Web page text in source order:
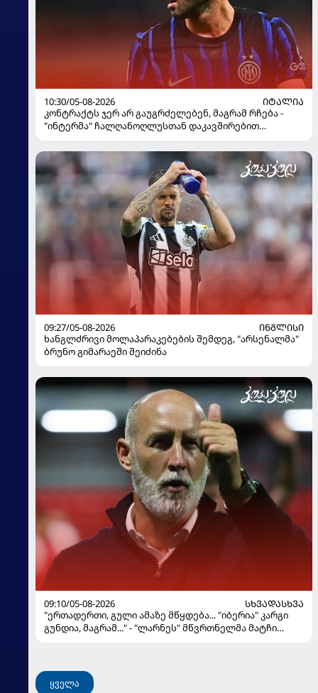
10:30/05-08-2026
ᲘᲢᲐᲚᲘᲐ
კონტრაქტს ჯერ არ გაუგრძელებენ, მაგრამ რჩება -
"ინტერმა" ჩალღანოღლუსთან დაკავშირებით
09:27/05-08-2026
ᲘᲜᲒᲚᲘᲡᲘ
ხანგლძრივი მოლაპარაკებების შემდეგ, "არსენალმა"
ბრუნო გიმარაეში შეიძინა
09:10/05-08-2026
ᲡᲮᲕᲐᲓᲐᲡᲮᲕᲐ
"ერთადერთი, გული ამაზე მწყდება... "იბერია" კარგი
გუნდია, მაგრამ..." - "ლარნეს" მწვრთნელმა მატჩი
ყველა